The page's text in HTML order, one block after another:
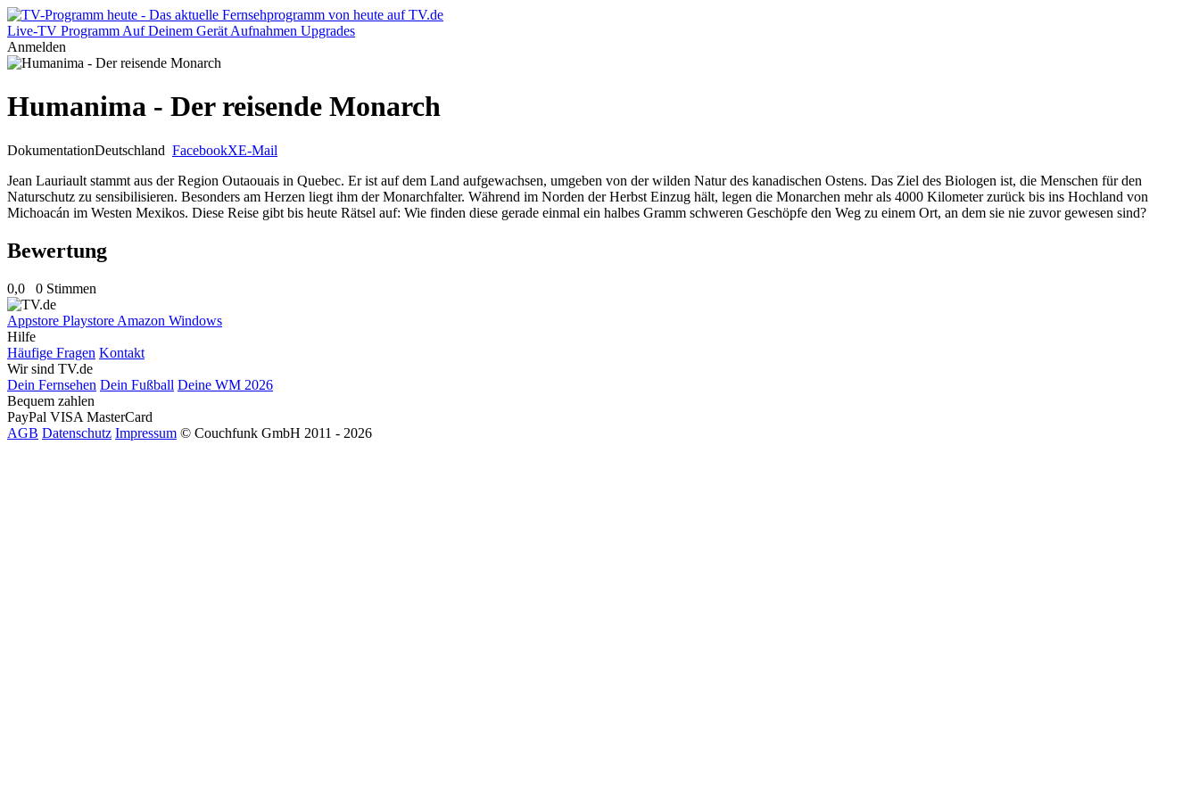
Live-TV Programm Auf Deinem Gerät Aufnahmen Upgrades
Anmelden
Humanima - Der reisende Monarch
DokumentationDeutschland FacebookXE-Mail
Jean Lauriault stammt aus der Region Outaouais in Quebec. Er ist auf dem Land aufgewachsen, umgeben von der wilden Natur des kanadischen Ostens. Das Ziel des Biologen ist, die Menschen für den
Naturschutz zu sensibilisieren. Besonders am Herzen liegt ihm der Monarchfalter. Während im Norden der Herbst Einzug hält, legen die Monarchen mehr als 4000 Kilometer zurück bis ins Hochland von
Michoacán im Westen Mexikos. Diese Reise gibt bis heute Rätsel auf: Wie finden diese gerade einmal ein halbes Gramm schweren Geschöpfe den Weg zu einem Ort, an dem sie nie zuvor gewesen sind?
Bewertung
0,0 0 Stimmen
Appstore Playstore Amazon Windows
Hilfe
Häufige Fragen Kontakt
Wir sind TV.de
Dein Fernsehen Dein Fußball Deine WM 2026
Bequem zahlen
PayPal VISA MasterCard
AGB Datenschutz Impressum © Couchfunk GmbH 2011 - 2026